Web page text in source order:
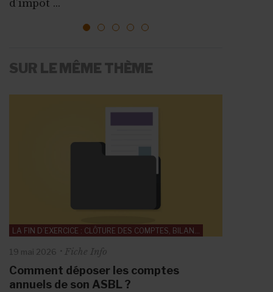
d’impôt ...
1 2 3 4
SUR LE MÊME THÈME
LA FIN D’EXERCICE : CLÔTURE DES COMPTES, BILAN…
19 mai 2026 Fiche Info
Comment déposer les comptes
annuels de son ASBL ?